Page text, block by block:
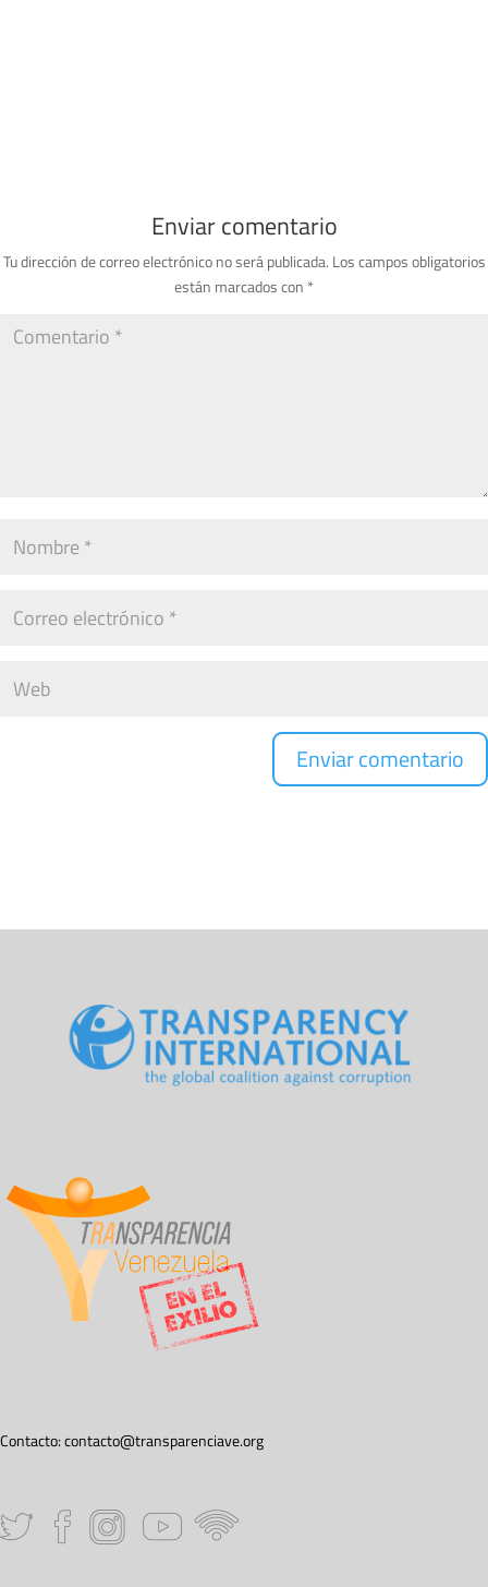
Enviar comentario
Tu dirección de correo electrónico no será publicada. Los campos obligatorios
están marcados con *
Contacto:contacto@transparenciave.org